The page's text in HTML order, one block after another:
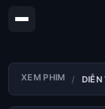
XEM PHIM